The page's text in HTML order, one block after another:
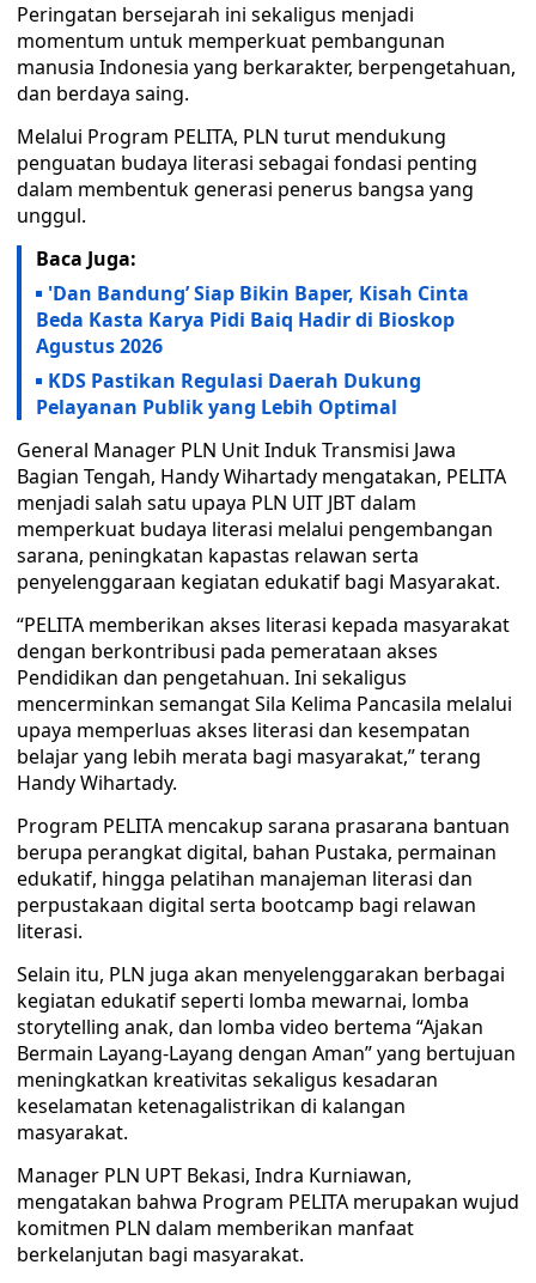
Peringatan bersejarah ini sekaligus menjadi
momentum untuk memperkuat pembangunan
manusia Indonesia yang berkarakter, berpengetahuan,
dan berdaya saing.
Melalui Program PELITA, PLN turut mendukung
penguatan budaya literasi sebagai fondasi penting
dalam membentuk generasi penerus bangsa yang
unggul.
Baca Juga:
'Dan Bandung’ Siap Bikin Baper, Kisah Cinta
Beda Kasta Karya Pidi Baiq Hadir di Bioskop
Agustus 2026
KDS Pastikan Regulasi Daerah Dukung
Pelayanan Publik yang Lebih Optimal
General Manager PLN Unit Induk Transmisi Jawa
Bagian Tengah, Handy Wihartady mengatakan, PELITA
menjadi salah satu upaya PLN UIT JBT dalam
memperkuat budaya literasi melalui pengembangan
sarana, peningkatan kapastas relawan serta
penyelenggaraan kegiatan edukatif bagi Masyarakat.
“PELITA memberikan akses literasi kepada masyarakat
dengan berkontribusi pada pemerataan akses
Pendidikan dan pengetahuan. Ini sekaligus
mencerminkan semangat Sila Kelima Pancasila melalui
upaya memperluas akses literasi dan kesempatan
belajar yang lebih merata bagi masyarakat,” terang
Handy Wihartady.
Program PELITA mencakup sarana prasarana bantuan
berupa perangkat digital, bahan Pustaka, permainan
edukatif, hingga pelatihan manajeman literasi dan
perpustakaan digital serta bootcamp bagi relawan
literasi.
Selain itu, PLN juga akan menyelenggarakan berbagai
kegiatan edukatif seperti lomba mewarnai, lomba
storytelling anak, dan lomba video bertema “Ajakan
Bermain Layang-Layang dengan Aman” yang bertujuan
meningkatkan kreativitas sekaligus kesadaran
keselamatan ketenagalistrikan di kalangan
masyarakat.
Manager PLN UPT Bekasi, Indra Kurniawan,
mengatakan bahwa Program PELITA merupakan wujud
komitmen PLN dalam memberikan manfaat
berkelanjutan bagi masyarakat.